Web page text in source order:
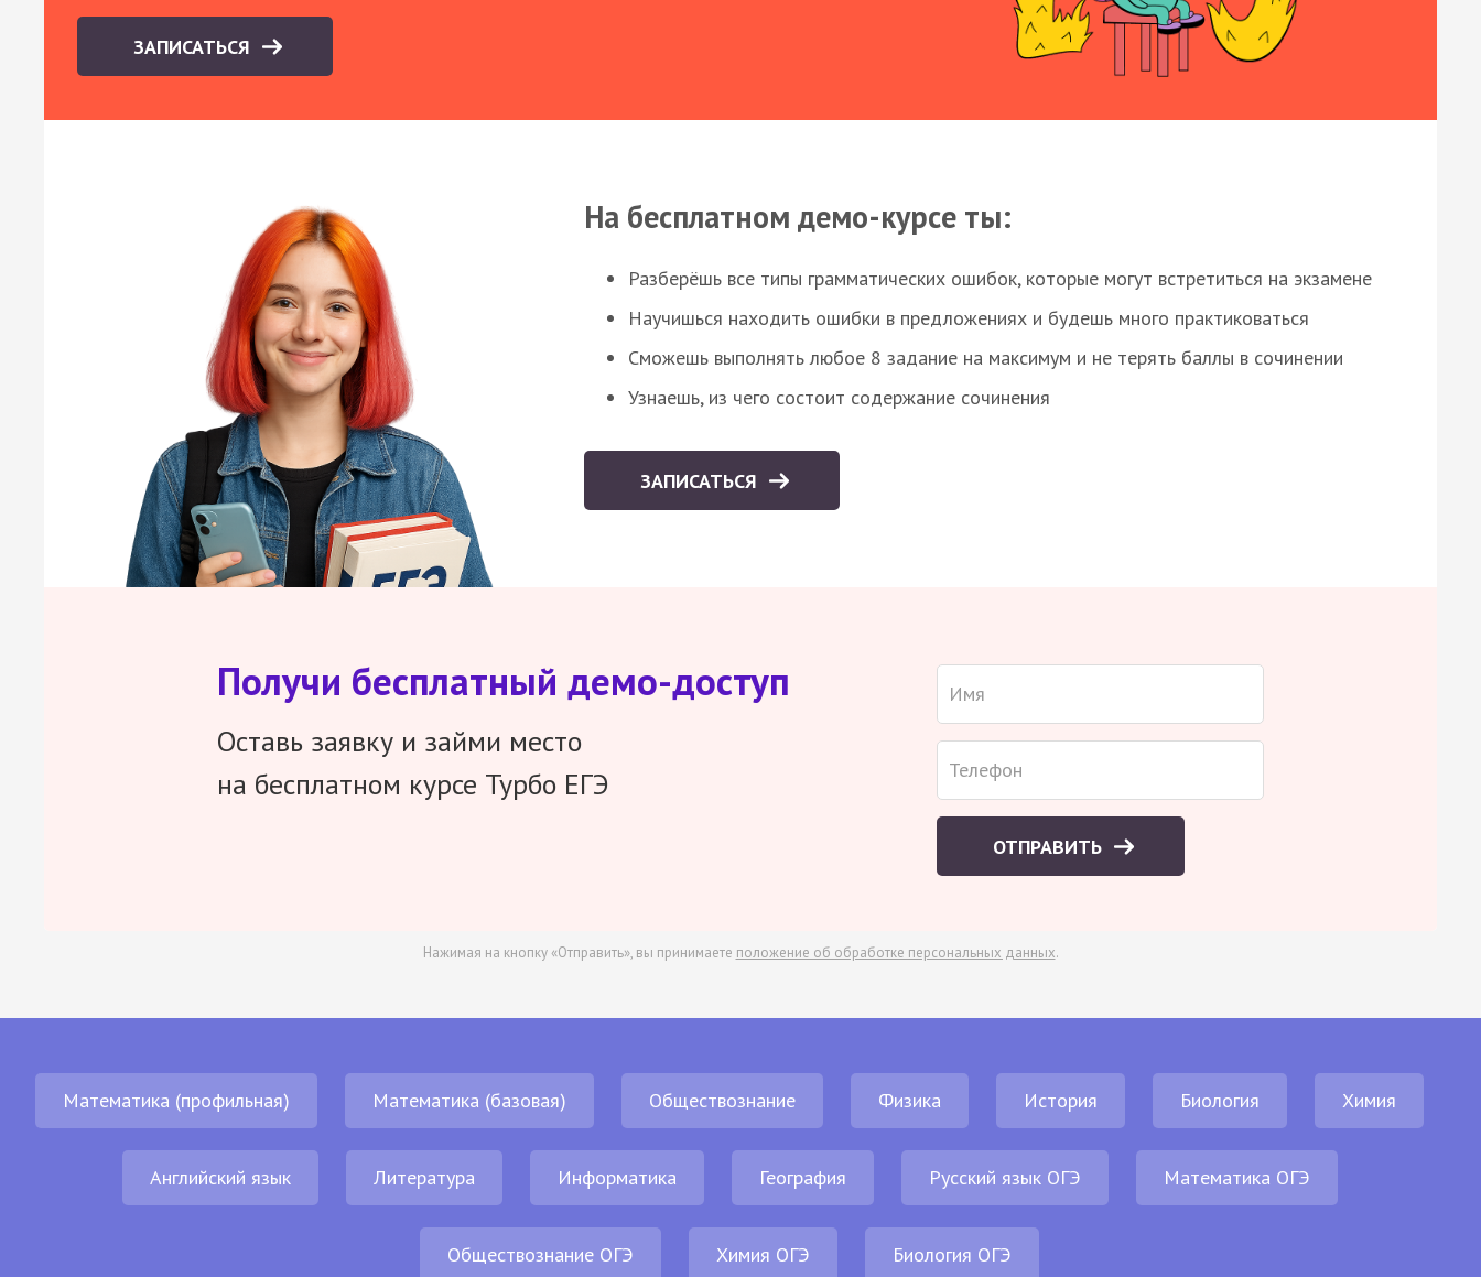
ЗАПИСАТЬСЯ
На бесплатном демо-курсе ты:
Разберёшь все типы грамматических ошибок, которые могут встретиться на экзамене
Научишься находить ошибки в предложениях и будешь много практиковаться
Сможешь выполнять любое 8 задание на максимум и не терять баллы в сочинении
Узнаешь, из чего состоит содержание сочинения
ЗАПИСАТЬСЯ
Получи бесплатный демо-доступ
Оставь заявку и займи место
на бесплатном курсе Турбо ЕГЭ
ОТПРАВИТЬ
Нажимая на кнопку «Отправить», вы принимаете положение об обработке персональных данных.
Математика (профильная) Математика (базовая) Обществознание Физика История Биология Химия
Английский язык Литература Информатика География Русский язык ОГЭ Математика ОГЭ
Обществознание ОГЭ Химия ОГЭ Биология ОГЭ